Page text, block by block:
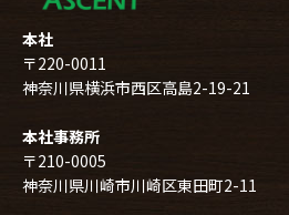
本社
〒220-0011
神奈川県横浜市西区高島2-19-21
本社事務所
〒210-0005
神奈川県川崎市川崎区東田町2-11